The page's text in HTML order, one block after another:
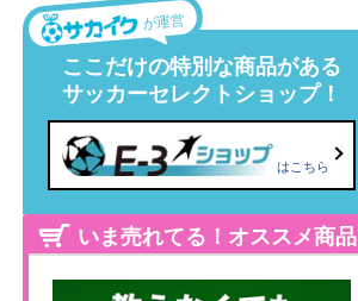
が運営
ここだけの特別な商品がある
サッカーセレクトショップ！
はこちら
いま売れてる！オススメ商品